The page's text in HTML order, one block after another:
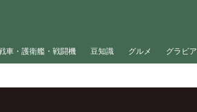
車・護衛艦・戦闘機 豆知識 グルメ グラビア